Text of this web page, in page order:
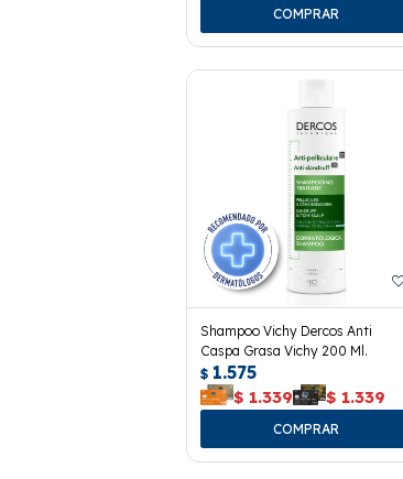
Shampoo Vichy Dercos Anti
Caspa Grasa Vichy 200 Ml.
$ 1.575
$ 1.339 $ 1.339